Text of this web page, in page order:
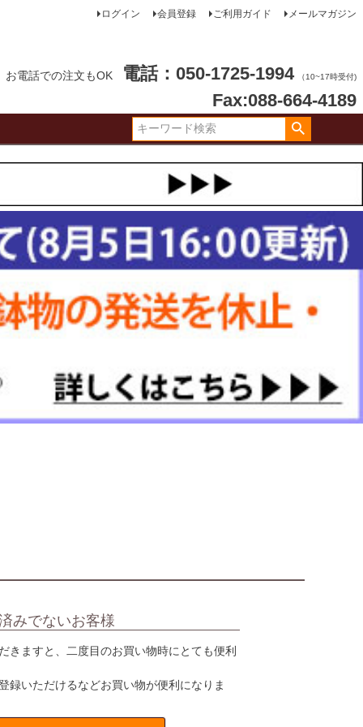
ログイン 会員登録 ご利用ガイド メールマガジン
お電話での注文もOK 電話：050-1725-1994 （10~17時受付)
Fax:088-664-4189
みでないお客様
きますと、二度目のお買い物時にとても便利
録いただけるなどお買い物が便利になりま